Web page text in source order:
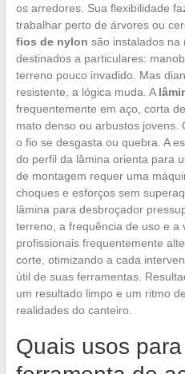
os arredores. Sua flexibilidade
trabalhar perto de árvores ou
fios de nylon são instalados na
destinados a particulares:
terreno pouco invadido. Mas
resistente, a lógica muda. A
frequentemente em aço, corta
mato denso ou arbustos jovens.
o fio se desgasta ou quebra. A
do perfil da lâmina orienta para
de montagem requer uma
choques e esforços sem
lâmina para desbroçador
terreno, a frequência de uso e a
profissionais frequentemente
corte, otimizando a cada
útil de suas ferramentas.
um resultado limpo e um ritmo
realidades do canteiro.
Quais usos